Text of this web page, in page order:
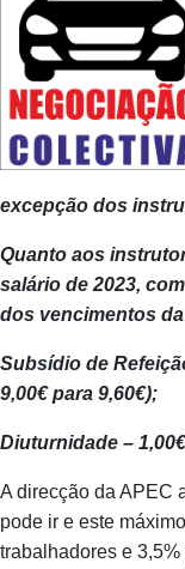
excepção dos
Quanto aos
salário de 2023,
dos vencimentos
Subsídio de
9,00€ para 9,60€);
Diuturnidade –
A direcção da APEC
pode ir e este
trabalhadores e